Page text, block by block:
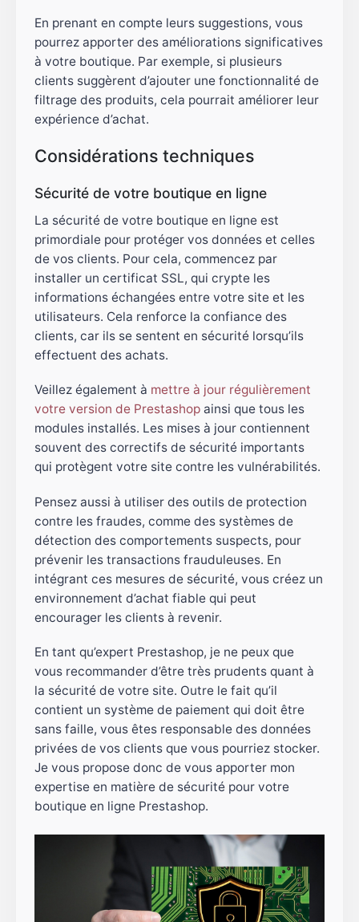
En prenant en compte leurs suggestions, vous
pourrez apporter des améliorations significatives
à votre boutique. Par exemple, si plusieurs
clients suggèrent d’ajouter une fonctionnalité de
filtrage des produits, cela pourrait améliorer leur
expérience d’achat.
Considérations techniques
Sécurité de votre boutique en ligne
La sécurité de votre boutique en ligne est
primordiale pour protéger vos données et celles
de vos clients. Pour cela, commencez par
installer un certificat SSL, qui crypte les
informations échangées entre votre site et les
utilisateurs. Cela renforce la confiance des
clients, car ils se sentent en sécurité lorsqu’ils
effectuent des achats.
Veillez également à mettre à jour régulièrement
votre version de Prestashop ainsi que tous les
modules installés. Les mises à jour contiennent
souvent des correctifs de sécurité importants
qui protègent votre site contre les vulnérabilités.
Pensez aussi à utiliser des outils de protection
contre les fraudes, comme des systèmes de
détection des comportements suspects, pour
prévenir les transactions frauduleuses. En
intégrant ces mesures de sécurité, vous créez un
environnement d’achat fiable qui peut
encourager les clients à revenir.
En tant qu’expert Prestashop, je ne peux que
vous recommander d’être très prudents quant à
la sécurité de votre site. Outre le fait qu’il
contient un système de paiement qui doit être
sans faille, vous êtes responsable des données
privées de vos clients que vous pourriez stocker.
Je vous propose donc de vous apporter mon
expertise en matière de sécurité pour votre
boutique en ligne Prestashop.